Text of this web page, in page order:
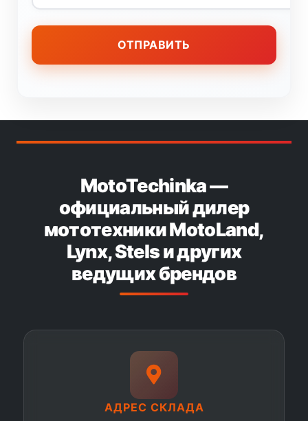
MotoTechinka —
официальный дилер
мототехники MotoLand,
Lynx, Stels и других
ведущих брендов
АДРЕС СКЛАДА